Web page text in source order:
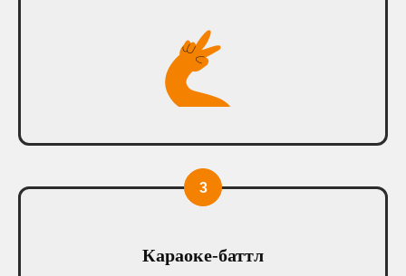
Караоке-баттл